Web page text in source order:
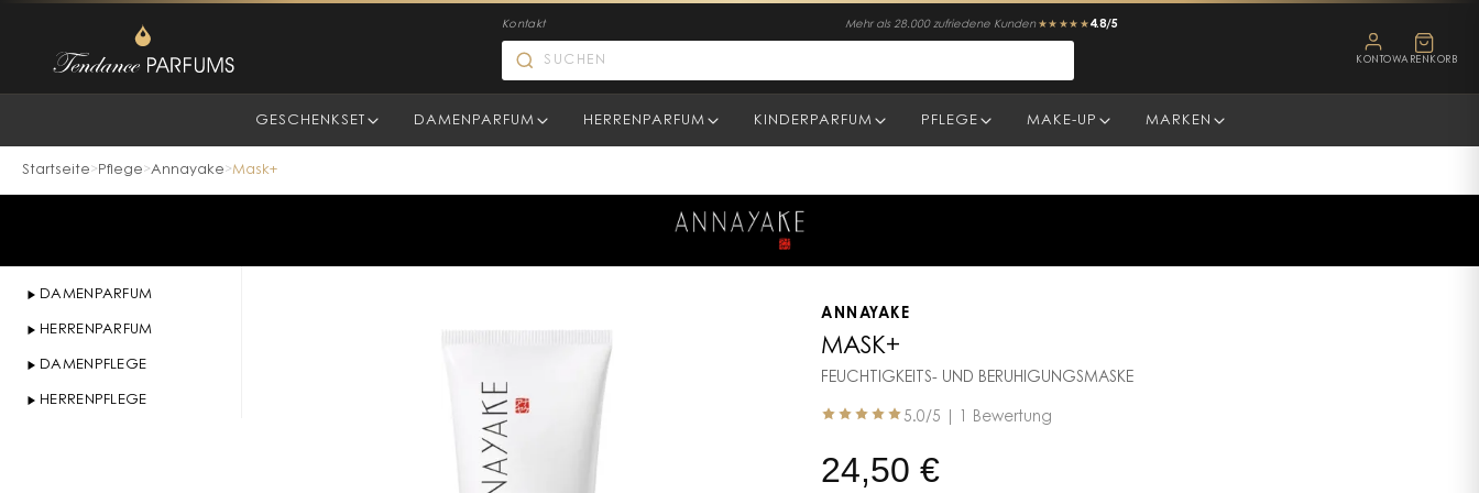
Kontakt Mehr als 28.000 zufriedene Kunden ★★★★★ 4.8/5
KONTOWARENKORB
GESCHENKSET DAMENPARFUM HERRENPARFUM KINDERPARFUM PFLEGE MAKE-UP MARKEN
Startseite> Pflege>Annayake>Mask+
DAMENPARFUM
HERRENPARFUM
DAMENPFLEGE
HERRENPFLEGE
ANNAYAKE
MASK+
FEUCHTIGKEITS- UND BERUHIGUNGSMASKE
5.0/5 | 1 Bewertung
24,50 €